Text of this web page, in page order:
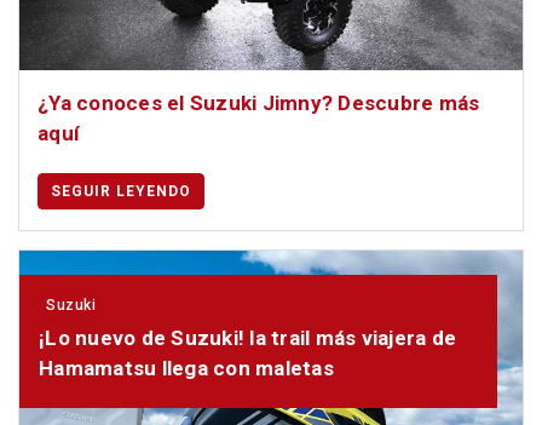
¿Ya conoces el Suzuki Jimny? Descubre más
aquí
SEGUIR LEYENDO
Suzuki
¡Lo nuevo de Suzuki! la trail más viajera de
Hamamatsu llega con maletas